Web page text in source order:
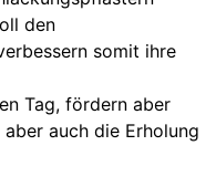
den
somit ihre
Tag, fördern aber
auch die Erholung